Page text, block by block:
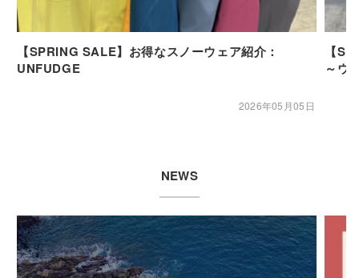
【SPRING SALE】お得なスノーウェア紹介：
UNFUDGE
2026年05月05日
【
～ウ
NEWS